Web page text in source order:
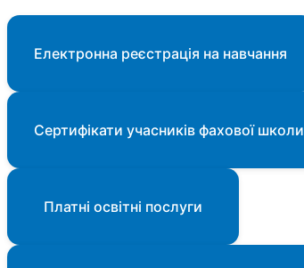
Електронна реєстрація на навчання
Сертифікати учасників фахової школи
Платні освітні послуги